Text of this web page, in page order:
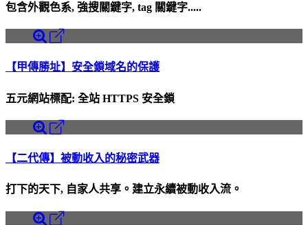
包含外觀色系, 強搜關鍵字, tag 關鍵字.....
【甲傳勝址】安全鎖域名的保護
五元網站標配: 全站 HTTPS 安全鎖
【二代傳】被動收入的秘密武器
打下的天下, 自家人共享。建立永續被動收入流。